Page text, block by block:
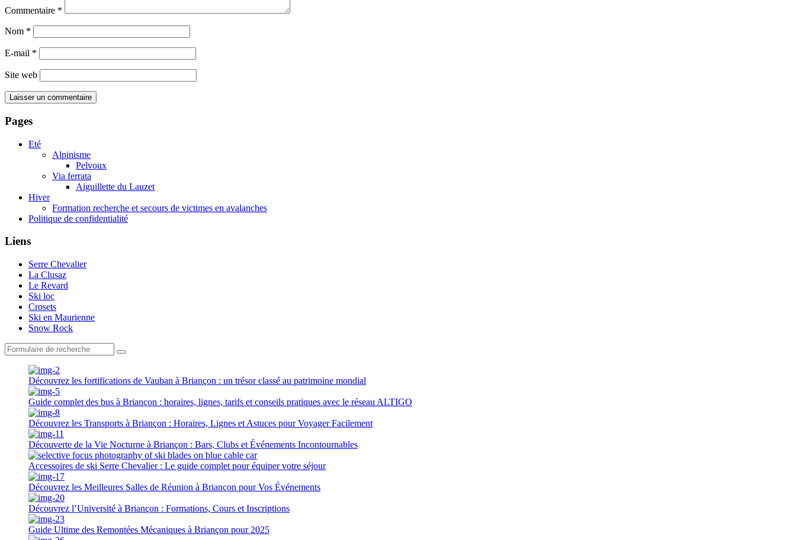
Commentaire *
Nom *
E-mail *
Site web
Pages
Eté
Alpinisme
Pelvoux
Via ferrata
Aiguillette du Lauzet
Hiver
Formation recherche et secours de victimes en avalanches
Politique de confidentialité
Liens
Serre Chevalier
La Clusaz
Le Revard
Ski loc
Crosets
Ski en Maurienne
Snow Rock
Search
Découvrez les fortifications de Vauban à Briançon : un trésor classé au patrimoine mondial
Guide complet des bus à Briançon : horaires, lignes, tarifs et conseils pratiques avec le réseau ALTIGO
Découvrez les Transports à Briançon : Horaires, Lignes et Astuces pour Voyager Facilement
Découverte de la Vie Nocturne à Briançon : Bars, Clubs et Événements Incontournables
Accessoires de ski Serre Chevalier : Le guide complet pour équiper votre séjour
Découvrez les Meilleures Salles de Réunion à Briançon pour Vos Événements
Découvrez l’Université à Briançon : Formations, Cours et Inscriptions
Guide Ultime des Remontées Mécaniques à Briançon pour 2025